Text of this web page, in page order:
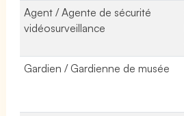
Agent / Agente de sécurité
vidéosurveillance
Gardien / Gardienne de musée